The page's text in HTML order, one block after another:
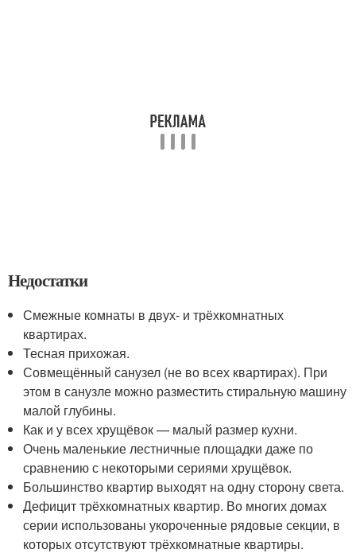
Недостатки
Смежные комнаты в двух- и трёхкомнатных
квартирах.
Тесная прихожая.
Совмещённый санузел (не во всех квартирах). При
этом в санузле можно разместить стиральную машину
малой глубины.
Как и у всех хрущёвок — малый размер кухни.
Очень маленькие лестничные площадки даже по
сравнению с некоторыми сериями хрущёвок.
Большинство квартир выходят на одну сторону света.
Дефицит трёхкомнатных квартир. Во многих домах
серии использованы укороченные рядовые секции, в
которых отсутствуют трёхкомнатные квартиры.